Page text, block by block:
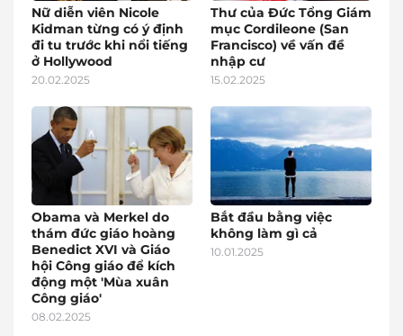
Nữ diễn viên Nicole
Kidman từng có ý định
đi tu trước khi nổi tiếng
ở Hollywood
20.02.2025
Thư của Đức Tổng Giám
mục Cordileone (San
Francisco) về vấn đề
nhập cư
15.02.2025
Obama và Merkel do
thám đức giáo hoàng
Benedict XVI và Giáo
hội Công giáo để kích
động một 'Mùa xuân
Công giáo'
08.02.2025
Bắt đầu bằng việc
không làm gì cả
10.01.2025